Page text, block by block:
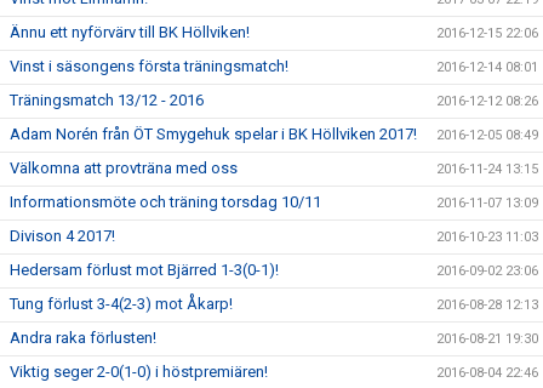
Ännu ett nyförvärv till BK Höllviken! 2016-12-15 22:06
Vinst i säsongens första träningsmatch! 2016-12-14 08:01
Träningsmatch 13/12 - 2016 2016-12-12 08:26
Adam Norén från ÖT Smygehuk spelar i BK Höllviken 2017! 2016-12-05 08:49
Välkomna att provträna med oss 2016-11-24 13:15
Informationsmöte och träning torsdag 10/11 2016-11-07 13:09
Divison 4 2017! 2016-10-23 11:03
Hedersam förlust mot Bjärred 1-3(0-1)! 2016-09-02 23:06
Tung förlust 3-4(2-3) mot Åkarp! 2016-08-28 12:13
Andra raka förlusten! 2016-08-21 19:30
Viktig seger 2-0(1-0) i höstpremiären! 2016-08-04 22:46